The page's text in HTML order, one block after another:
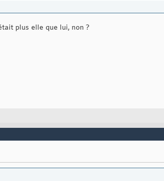
plus elle que lui, non ?